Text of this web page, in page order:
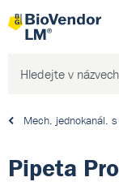
Mech. jednokanál.
Pipeta